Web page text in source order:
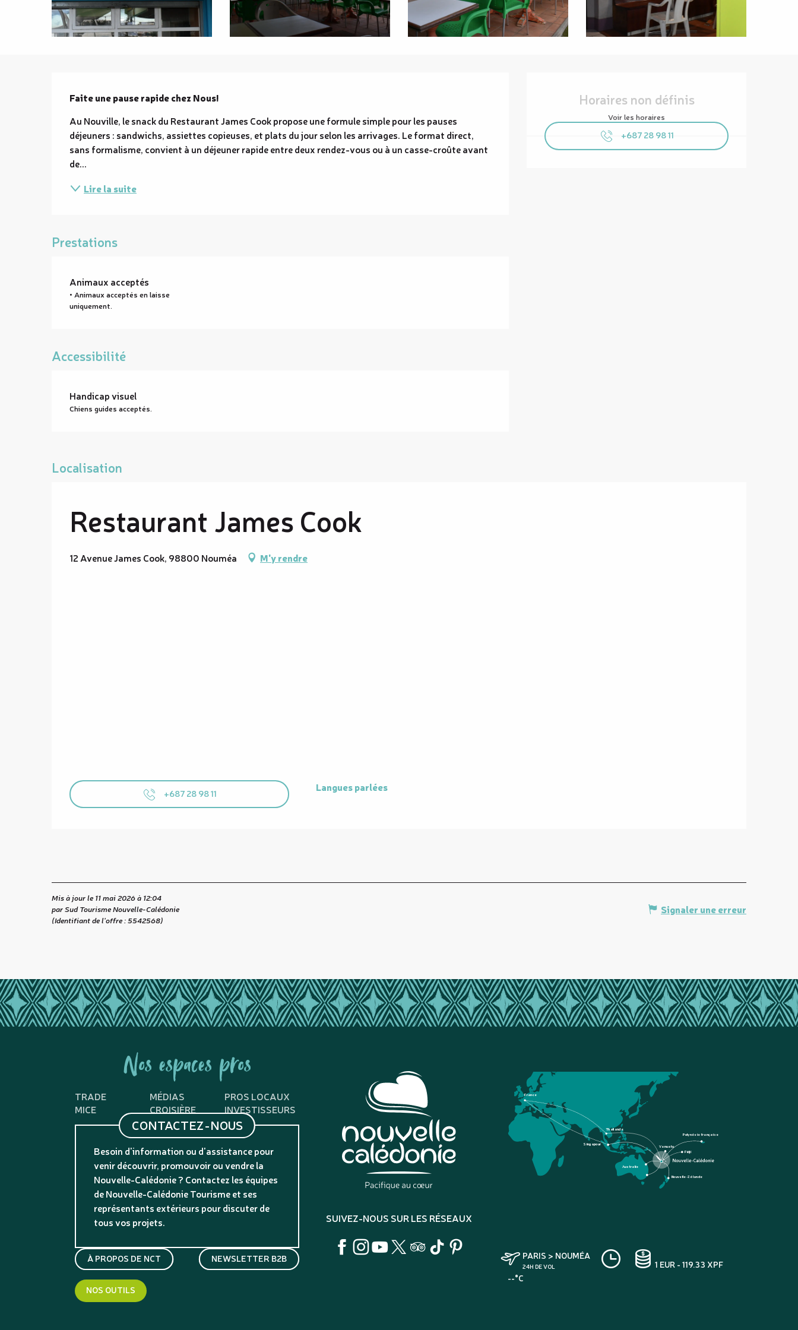
Ouverture et coordonnées
Horaires non définis
Voir les horaires
+687 28 98 11
Description
Faite une pause rapide chez Nous!
Au Nouville, le snack du Restaurant James Cook propose une formule simple pour les pauses
déjeuners : sandwichs, assiettes copieuses, et plats du jour selon les arrivages. Le format direct,
sans formalisme, convient à un déjeuner rapide entre deux rendez-vous ou à un casse-croûte avant
de...
Lire la suite
Prestations
Animaux acceptés
• Animaux acceptés en laisse
uniquement.
Accessibilité
Handicap visuel
Chiens guides acceptés.
Localisation
Restaurant James Cook
12 Avenue James Cook, 98800 Nouméa M'y rendre
+687 28 98 11 Langues parlées
Langues parlées
Mis à jour le 11 mai 2026 à 12:04
par Sud Tourisme Nouvelle-Calédonie
(Identifiant de l'offre :5542568)
Signaler une erreur
Nos espaces pros
TRADE MÉDIAS
PROS LOCAUX
MICE
CROISIÈRE INVESTISSEURS
CONTACTEZ-NOUS
Besoin d'information ou d'assistance pour
venir découvrir, promouvoir ou vendre la
Nouvelle-Calédonie ? Contactez les équipes
de Nouvelle-Calédonie Tourisme et ses
représentants extérieurs pour discuter de
tous vos projets.
À PROPOS DE NCT NEWSLETTER B2B
NOS OUTILS
SUIVEZ-NOUS SUR LES RÉSEAUX
France
Polynésie française
Fidji
Nouvelle-Zélande
Australie
Singapour
Thaïlande
Vanuatu
PARIS > NOUMÉA
24H DE VOL
1 EUR - 119.33 XPF
--°C